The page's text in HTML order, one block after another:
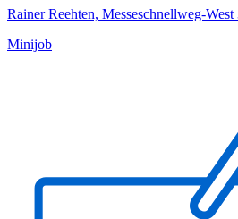
Rainer Reehten, Messeschnellweg-
Minijob